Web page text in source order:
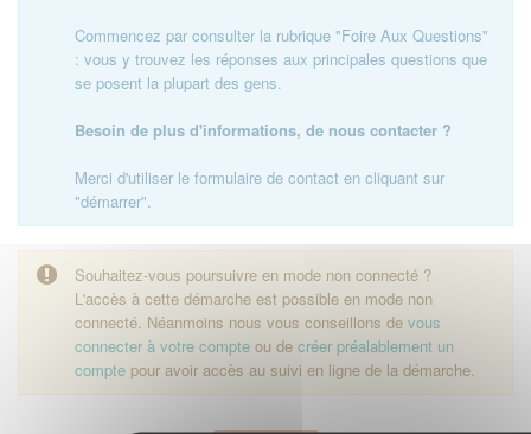
Commencez par consulter la rubrique "Foire Aux Questions"
: vous y trouvez les réponses aux principales questions que
se posent la plupart des gens.
Besoin de plus d'informations, de nous contacter ?
Merci d'utiliser le formulaire de contact en cliquant sur
"démarrer".
Souhaitez-vous poursuivre en mode non connecté ?
L'accès à cette démarche est possible en mode non
connecté. Néanmoins nous vous conseillons de vous
connecter à votre compte ou de créer préalablement un
compte pour avoir accès au suivi en ligne de la démarche.